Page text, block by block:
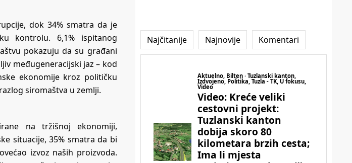
dok 34% smatra da je
kontrolu. 6,1% ispitanog
pokazuju da su građani
međugeneracijski jaz – kod
ekonomije kroz političku
siromaštva u zemlji.
na tržišnoj ekonomiji,
situacije, 35% smatra da bi
izvoz naših proizvoda.
Najčitanije Najnovije Komentari